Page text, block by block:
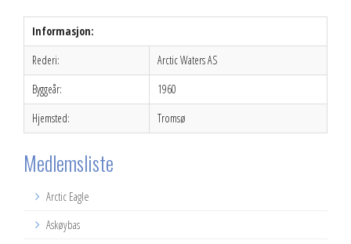
Informasjon:
Rederi:
Arctic Waters AS
Byggeår:
1960
Hjemsted:
Tromsø
Medlemsliste
Arctic Eagle
Askøybas